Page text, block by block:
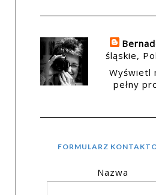
śląskie,
Wyświetl
pełny
FORMULARZ
Nazwa